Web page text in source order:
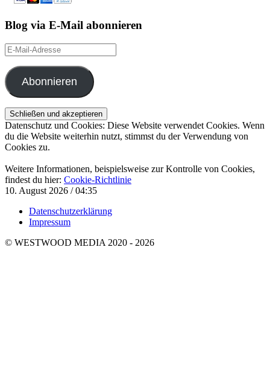
Blog via E-Mail abonnieren
E-
Mail-
Adresse
Abonnieren
Datenschutz und Cookies: Diese Website verwendet Cookies. Wenn
du die Website weiterhin nutzt, stimmst du der Verwendung von
Cookies zu.
Weitere Informationen, beispielsweise zur Kontrolle von Cookies,
findest du hier: Cookie-Richtlinie
10. August 2026 / 04:35
Datenschutzerklärung
Impressum
© WESTWOOD MEDIA 2020 - 2026